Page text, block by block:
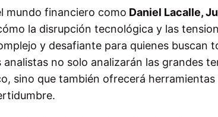
mundo financiero como Daniel Lacalle,
la disrupción tecnológica y las
y desafiante para quienes buscan
no solo analizarán las grandes
sino que también ofrecerá